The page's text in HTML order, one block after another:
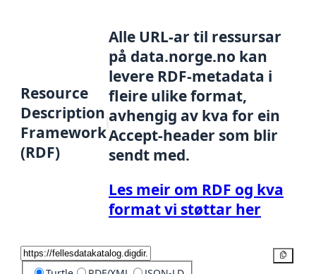
Resource
Description
Framework
(RDF)
Alle URL-ar til ressursar
på data.norge.no kan
levere RDF-metadata i
fleire ulike format,
avhengig av kva for ein
Accept-header som blir
sendt med.
Les meir om RDF og kva
format vi støttar her